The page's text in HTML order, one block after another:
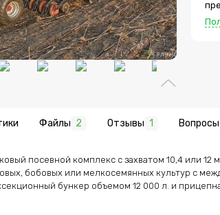
Файлы 2 Отзывы 1 Вопросы
посевной комплекс с захватом 10,4 или
бобовых или мелкосемянных культур с
бункер объемом 12 000 л. и